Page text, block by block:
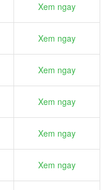
Xem ngay
Xem ngay
Xem ngay
Xem ngay
Xem ngay
Xem ngay